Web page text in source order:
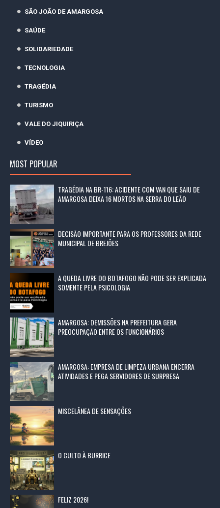
SÃO JOÃO DE AMARGOSA
SAÚDE
SOLIDARIEDADE
TECNOLOGIA
TRAGÉDIA
TURISMO
VALE DO JIQUIRIÇA
VÍDEO
MOST POPULAR
TRAGÉDIA NA BR-116: ACIDENTE COM VAN QUE SAIU DE
AMARGOSA DEIXA 16 MORTOS NA SERRA DO LEÃO
DECISÃO IMPORTANTE PARA OS PROFESSORES DA REDE
MUNICIPAL DE BREJÕES
A QUEDA LIVRE DO BOTAFOGO NÃO PODE SER EXPLICADA
SOMENTE PELA PSICOLOGIA
AMARGOSA: DEMISSÕES NA PREFEITURA GERA
PREOCUPAÇÃO ENTRE OS FUNCIONÁRIOS
AMARGOSA: EMPRESA DE LIMPEZA URBANA ENCERRA
ATIVIDADES E PEGA SERVIDORES DE SURPRESA
MISCELÂNEA DE SENSAÇÕES
O CULTO À BURRICE
FELIZ 2026!